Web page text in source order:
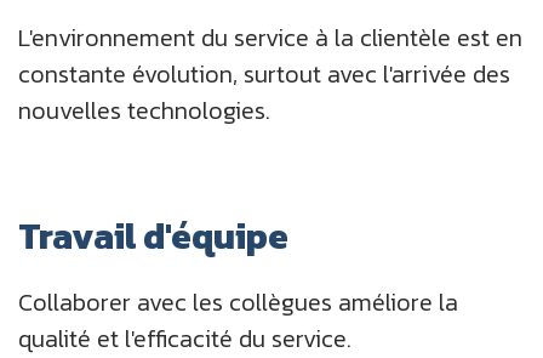
L'environnement du service à la clientèle est en
constante évolution, surtout avec l'arrivée des
nouvelles technologies.
Travail d'équipe
Collaborer avec les collègues améliore la
qualité et l'efficacité du service.